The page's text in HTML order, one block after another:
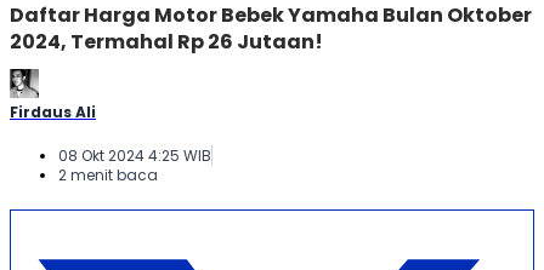
Daftar Harga Motor Bebek Yamaha Bulan Oktober
2024, Termahal Rp 26 Jutaan!
Firdaus Ali
08 Okt 2024 4:25 WIB
2 menit baca